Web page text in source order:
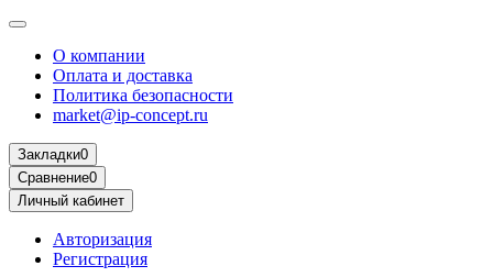
О компании
Оплата и доставка
Политика безопасности
market@ip-concept.ru
Закладки0
Сравнение0
Личный кабинет
Авторизация
Регистрация